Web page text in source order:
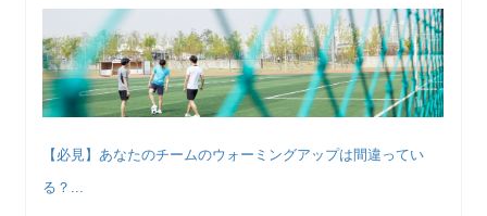
【必見】あなたのチームのウォーミングアップは間違ってい
る？...